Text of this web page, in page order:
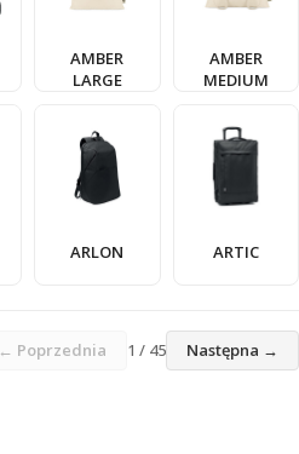
AMBER
LARGE
AMBER
MEDIUM
ARLON ARTIC
← Poprzednia 1 / 45 Następna →